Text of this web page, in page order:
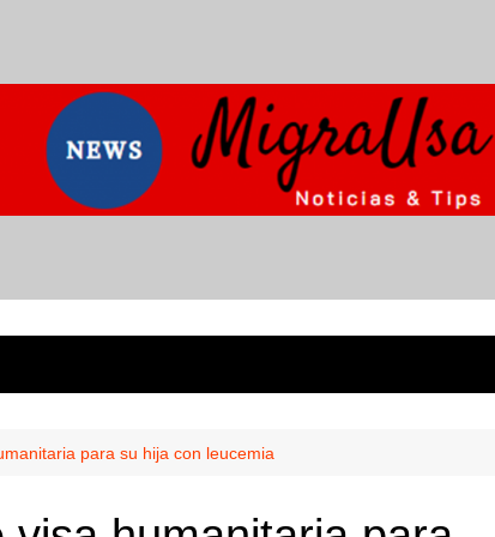
para su hija con leucemia